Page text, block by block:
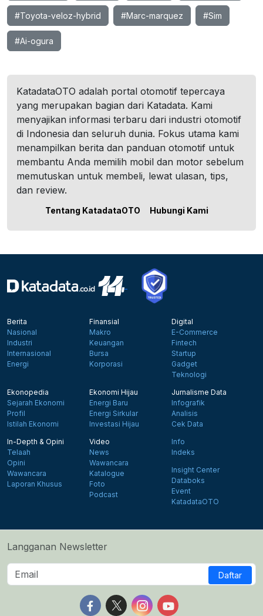
#Toyota-veloz-hybrid #Marc-marquez #Sim
#Ai-ogura
KatadataOTO adalah portal otomotif tepercaya
yang merupakan bagian dari Katadata. Kami
menyajikan informasi terbaru dari industri otomotif
di Indonesia dan seluruh dunia. Fokus utama kami
menampilkan berita dan panduan otomotif untuk
membantu Anda memilih mobil dan motor sebelum
memutuskan untuk membeli, lewat ulasan, tips,
dan review.
Tentang KatadataOTO Hubungi Kami
Berita
Nasional
Industri
Internasional
Energi
Finansial
Makro
Keuangan
Bursa
Korporasi
Digital
E-Commerce
Fintech
Startup
Gadget
Teknologi
Ekonopedia
Sejarah Ekonomi
Profil
Istilah Ekonomi
Ekonomi Hijau
Energi Baru
Energi Sirkular
Investasi Hijau
Jurnalisme Data
Infografik
Analisis
Cek Data
In-Depth & Opini
Telaah
Opini
Wawancara
Laporan Khusus
Video
News
Wawancara
Katalogue
Foto
Podcast
Info
Indeks
Insight Center
Databoks
Event
KatadataOTO
Langganan Newsletter
Daftar
Follow us on Facebook
Follow us on X
Follow us on Instagram
Follow us on